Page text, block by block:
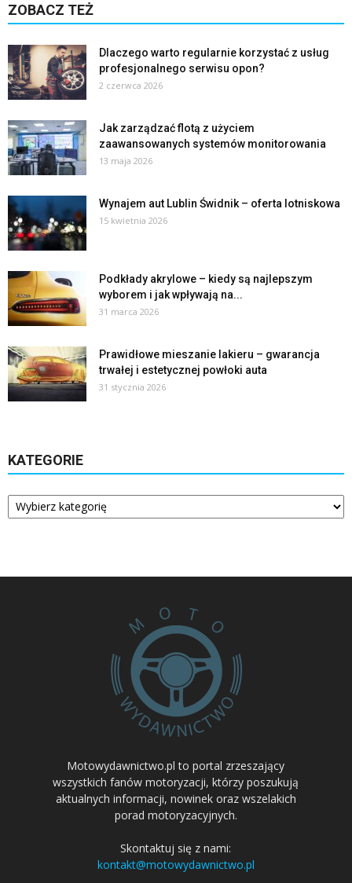
ZOBACZ TEŻ
Dlaczego warto regularnie korzystać z usług
profesjonalnego serwisu opon?
2 czerwca 2026
Jak zarządzać flotą z użyciem
zaawansowanych systemów monitorowania
13 maja 2026
Wynajem aut Lublin Świdnik – oferta lotniskowa
15 kwietnia 2026
Podkłady akrylowe – kiedy są najlepszym
wyborem i jak wpływają na...
31 marca 2026
Prawidłowe mieszanie lakieru – gwarancja
trwałej i estetycznej powłoki auta
31 stycznia 2026
KATEGORIE
Kategorie
Motowydawnictwo.pl to portal zrzeszający
wszystkich fanów motoryzacji, którzy poszukują
aktualnych informacji, nowinek oraz wszelakich
porad motoryzacyjnych.
Skontaktuj się z nami:
kontakt@motowydawnictwo.pl